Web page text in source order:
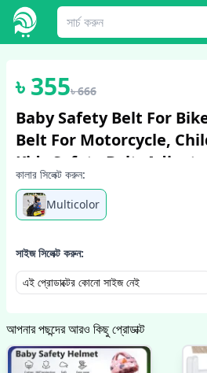
৳355৳666
Baby Safety Belt For
Belt For Motorcycle,
Kids Safety Belt,
Safety Belt For Children
কালার সিলেক্ট করুন:
Multicolor
সাইজ সিলেক্ট করুন:
এই প্রোডাক্টের কোনো সাইজ নেই
আপনার পছন্দের আরও কিছু প্রোডাক্ট